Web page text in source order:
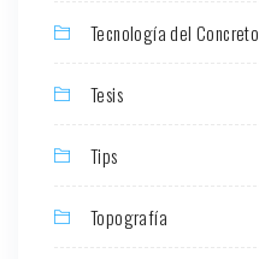
Tecnología del Concreto
Tesis
Tips
Topografía